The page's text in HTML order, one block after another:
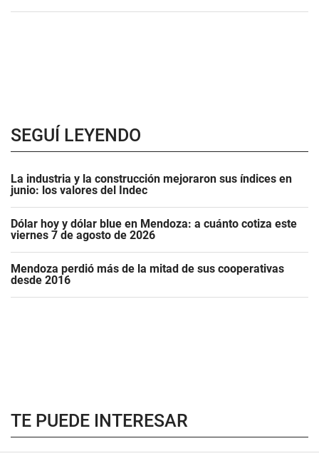
SEGUÍ LEYENDO
La industria y la construcción mejoraron sus índices en
junio: los valores del Indec
Dólar hoy y dólar blue en Mendoza: a cuánto cotiza este
viernes 7 de agosto de 2026
Mendoza perdió más de la mitad de sus cooperativas
desde 2016
TE PUEDE INTERESAR